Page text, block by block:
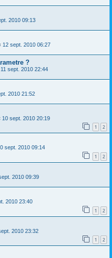
2010 09:13
12 sept. 2010 06:27
?
11 sept. 2010 22:44
2010 21:52
10 sept. 2010 20:19
1 2
sept. 2010 09:14
1 2
2010 09:39
2010 23:40
1 2
2010 23:32
1 2